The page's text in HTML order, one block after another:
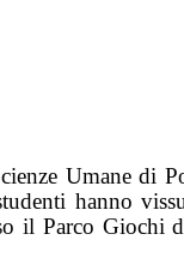
Umane
hanno
Parco Giochi